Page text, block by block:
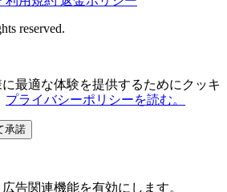
reserved.
最適な体験を提供するためにクッキ
プライバシーポリシーを読む。
承諾
告関連機能を有効にします。